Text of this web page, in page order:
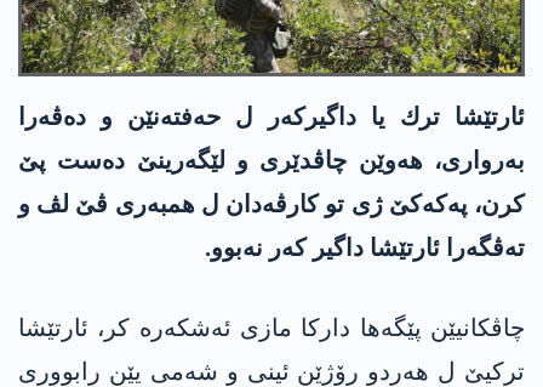
ئارتێشا ترك یا داگیركه‌ر ل حه‌فته‌نێن و ده‌ڤه‌را
به‌رواری، هه‌وێن چاڤدێری و لێگه‌رینێ ده‌ست پێ
كرن، په‌كه‌كێ ژی تو كارڤه‌دان ل همبه‌ری ڤێ لڤ و
ته‌ڤگه‌را ئارتێشا داگیر كه‌ر نه‌بوو.
چاڤكانیێن پێگه‌ها داركا مازی ئه‌شكه‌ره‌ كر، ئارتێشا
تركیێ ل هه‌ردو رۆژێن ئینی و شه‌می یێن رابووری